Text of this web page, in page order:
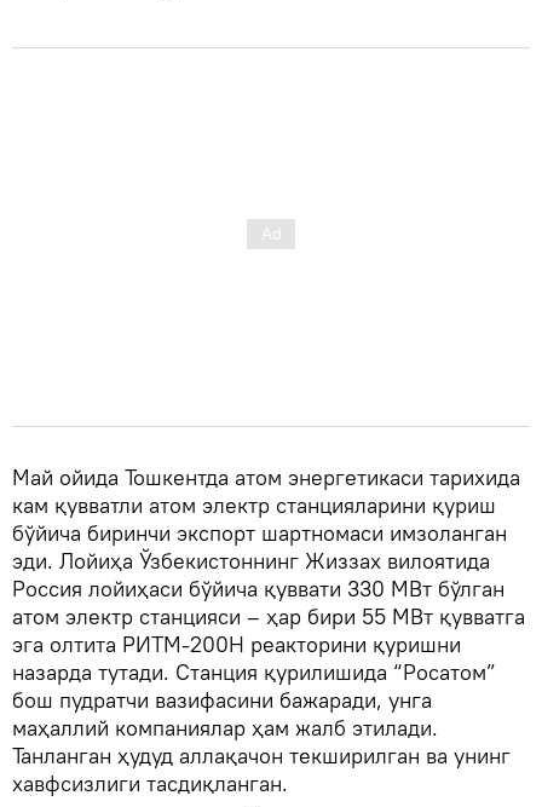
Май ойида Тошкентда атом энергетикаси тарихида
кам қувватли атом электр станцияларини қуриш
бўйича биринчи экспорт шартномаси имзоланган
эди. Лойиҳа Ўзбекистоннинг Жиззах вилоятида
Россия лойиҳаси бўйича қуввати 330 МВт бўлган
атом электр станцияси – ҳар бири 55 МВт қувватга
эга олтита РИТМ-200Н реакторини қуришни
назарда тутади. Станция қурилишида “Росатом”
бош пудратчи вазифасини бажаради, унга
маҳаллий компаниялар ҳам жалб этилади.
Танланган ҳудуд аллақачон текширилган ва унинг
хавфсизлиги тасдиқланган.